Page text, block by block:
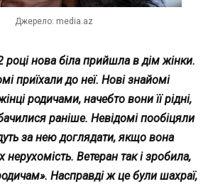
Джерело: media.az
нова біла прийшла в дім жінки.
приїхали до неї. Нові знайомі
родичами, начебто вони її рідні,
раніше. Невідомі пообіцяли
за нею доглядати, якщо вона
Ветеран так і зробила,
Насправді ж це були шaхраї,